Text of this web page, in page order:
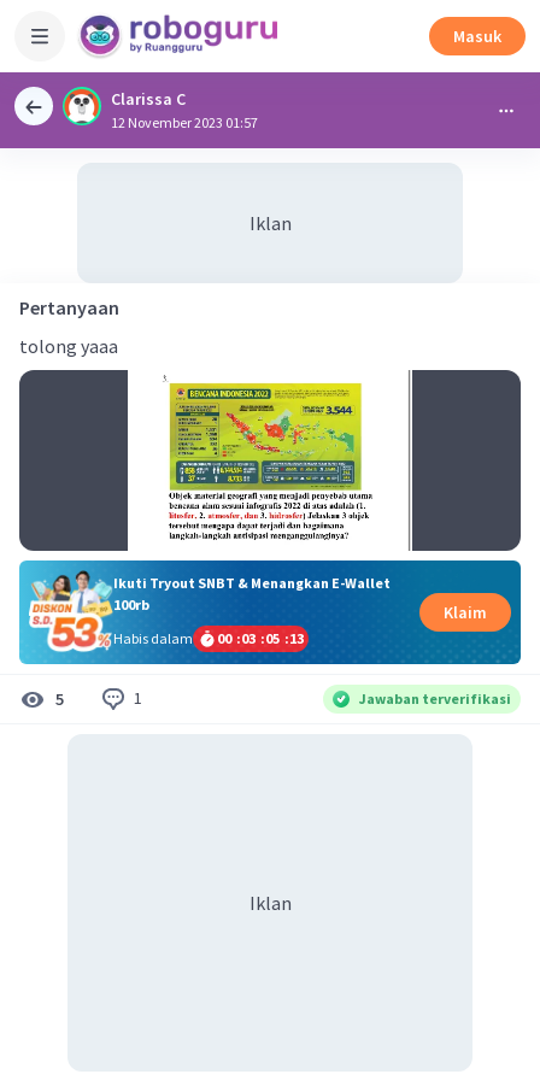
Masuk
Clarissa C
12 November 2023 01:57
Iklan
Pertanyaan
tolong yaaa
Ikuti Tryout SNBT & Menangkan E-Wallet
100rb
Habis dalam
00 :03 :05 :13
Klaim
5 1 Jawaban terverifikasi
Iklan